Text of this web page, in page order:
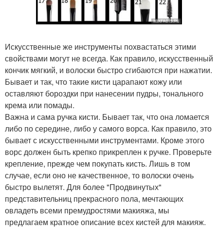
Искусственные же инструменты похвастаться этими
свойствами могут не всегда. Как правило, искусственный
кончик мягкий, и волоски быстро сгибаются при нажатии.
Бывает и так, что такие кисти царапают кожу или
оставляют бороздки при нанесении пудры, тонального
крема или помады.
Важна и сама ручка кисти. Бывает так, что она ломается
либо по середине, либо у самого ворса. Как правило, это
бывает с искусственными инструментами. Кроме этого
ворс должен быть крепко прикреплен к ручке. Проверьте
крепление, прежде чем покупать кисть. Лишь в том
случае, если оно не качественное, то волоски очень
быстро вылетят. Для более "Продвинутых"
представительниц прекрасного пола, мечтающих
овладеть всеми премудростями макияжа, мы
предлагаем кратное описание всех кистей для макияж.